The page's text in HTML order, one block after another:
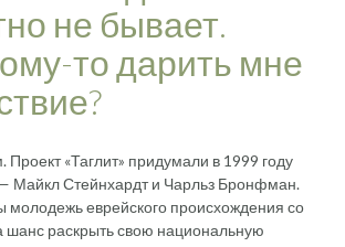
не бывает.
то дарить мне
«Таглит» придумали в 1999 году
Майкл Стейнхардт и Чарльз Бронфман.
молодежь еврейского происхождения со
шанс раскрыть свою национальную